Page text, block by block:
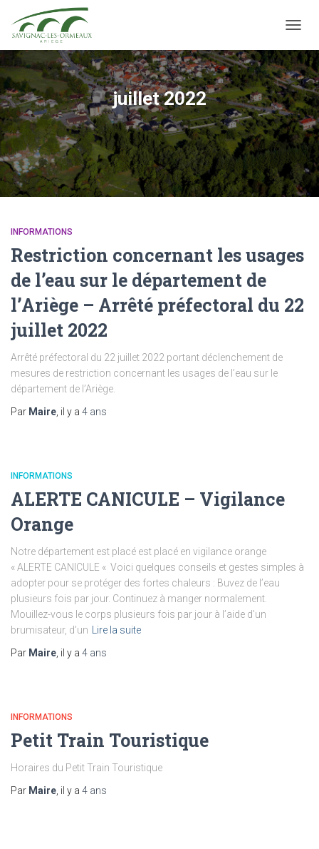
juillet 2022
INFORMATIONS
Restriction concernant les usages
de l’eau sur le département de
l’Ariège – Arrêté préfectoral du 22
juillet 2022
Arrêté préfectoral du 22 juillet 2022 portant déclenchement de
mesures de restriction concernant les usages de l’eau sur le
département de l’Ariège.
Par Maire , il y a 4 ans
INFORMATIONS
ALERTE CANICULE – Vigilance
Orange
Notre département est placé est placé en vigilance orange
« ALERTE CANICULE « Voici quelques conseils et gestes simples à
adopter pour se protéger des fortes chaleurs : Buvez de l’eau
plusieurs fois par jour. Continuez à manger normalement.
Mouillez-vous le corps plusieurs fois par jour à l’aide d’un
brumisateur, d’un
Lire la suite
Par Maire , il y a 4 ans
INFORMATIONS
Petit Train Touristique
Horaires du Petit Train Touristique
Par Maire , il y a 4 ans